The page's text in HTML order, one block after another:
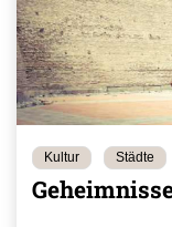
Kultur Städte